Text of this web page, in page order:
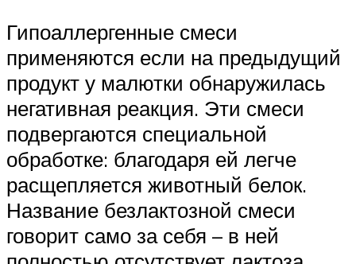
Гипоаллергенные смеси
применяются если на предыдущий
продукт у малютки обнаружилась
негативная реакция. Эти смеси
подвергаются специальной
обработке: благодаря ей легче
расщепляется животный белок.
Название безлактозной смеси
говорит само за себя – в ней